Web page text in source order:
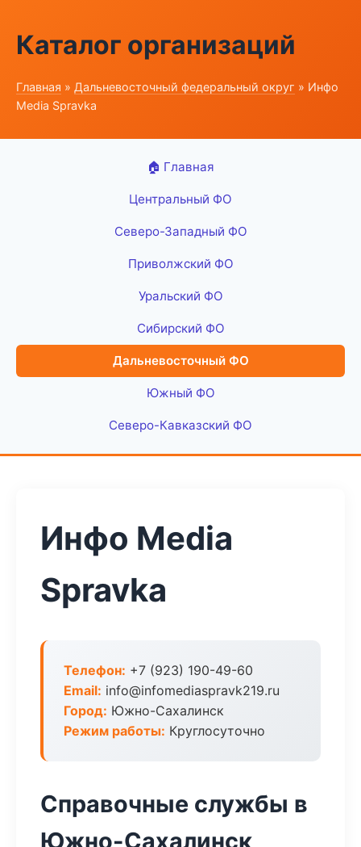
Каталог организаций
Главная » Дальневосточный федеральный округ » Инфо
Media Spravka
🏠 Главная
Центральный ФО
Северо-Западный ФО
Приволжский ФО
Уральский ФО
Сибирский ФО
Дальневосточный ФО
Южный ФО
Северо-Кавказский ФО
Инфо Media
Spravka
Телефон: +7 (923) 190-49-60
Email: info@infomediaspravk219.ru
Город: Южно-Сахалинск
Режим работы: Круглосуточно
Справочные службы в
Южно-Сахалинск